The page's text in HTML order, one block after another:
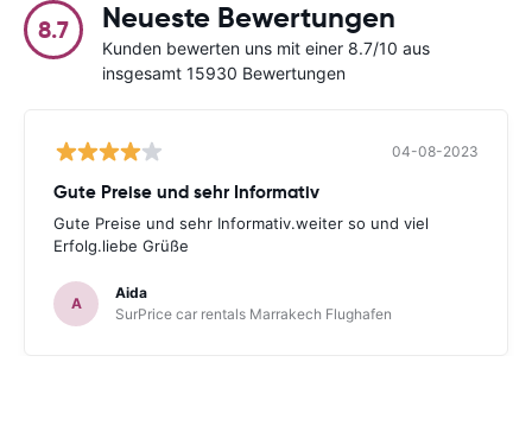
8.7 Neueste Bewertungen
Kunden bewerten uns mit einer 8.7/10 aus
insgesamt 15930 Bewertungen
04-08-2023
Gute Preise und sehr Informativ
Gute Preise und sehr Informativ.weiter so und viel
Erfolg.liebe Grüße
A
Aida
SurPrice car rentals Marrakech Flughafen